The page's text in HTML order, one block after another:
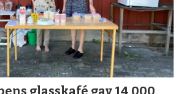
glasskafé gav 14 000